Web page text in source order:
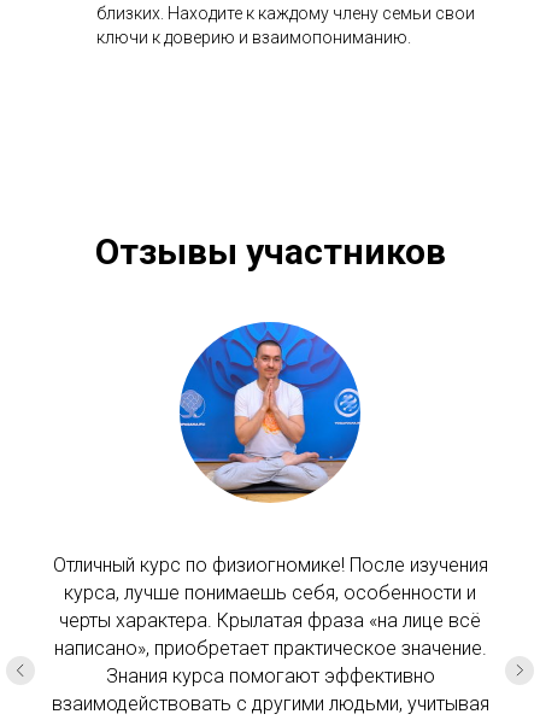
близких. Находите к каждому члену семьи свои
ключи к доверию и взаимопониманию.
Отзывы участников
Отличный курс по физиогномике! После изучения
курса, лучше понимаешь себя, особенности и
черты характера. Крылатая фраза «на лице всё
написано», приобретает практическое значение.
Знания курса помогают эффективно
взаимодействовать с другими людьми, учитывая